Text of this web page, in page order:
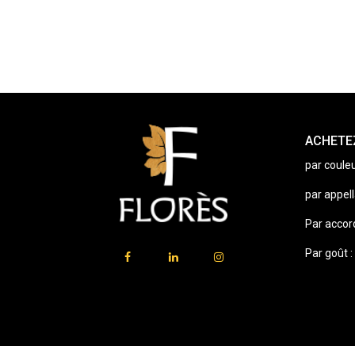
par
par
Par
Par goût :